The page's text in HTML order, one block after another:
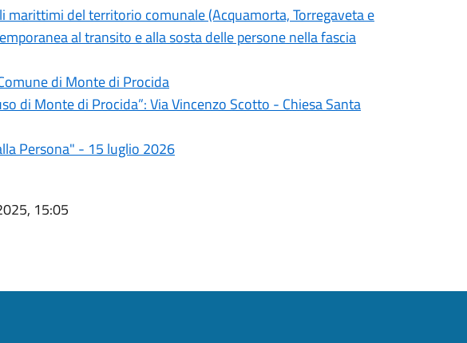
marittimi del territorio comunale (Acquamorta, Torregaveta e
al transito e alla sosta delle persone nella fascia
di Monte di Procida
di Monte di Procida”: Via Vincenzo Scotto - Chiesa Santa
Persona" - 15 luglio 2026
15:05